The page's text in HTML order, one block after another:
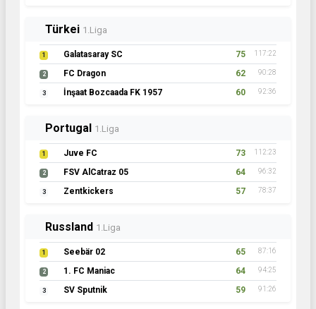
Türkei 1.Liga
1 Galatasaray SC 75 117:22
2 FC Dragon 62 90:28
3 İnşaat Bozcaada FK 1957 60 92:36
Portugal 1.Liga
1 Juve FC 73 112:23
2 FSV AlCatraz 05 64 96:32
3 Zentkickers 57 78:37
Russland 1.Liga
1 Seebär 02 65 87:16
2 1. FC Maniac 64 94:25
3 SV Sputnik 59 91:26